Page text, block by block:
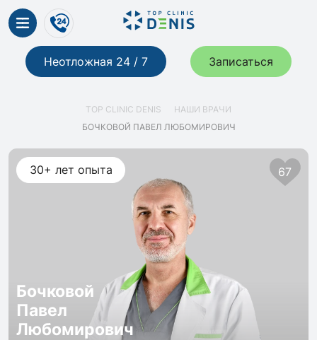
Неотложная 24 / 7 Записаться
TOP CLINIC DENIS
НАШИ ВРАЧИ
БОЧКОВОЙ ПАВЕЛ ЛЮБОМИРОВИЧ
30+ лет опыта
Бочковой
Павел
Любомирович
67